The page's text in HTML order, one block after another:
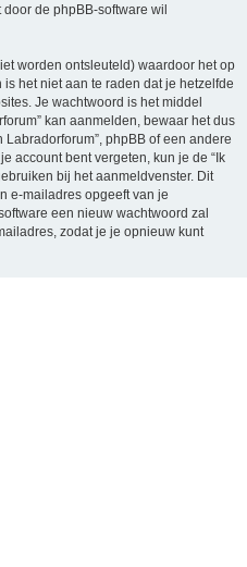
de phpBB-software wil
worden ontsleuteld) waardoor het op
het niet aan te raden dat je hetzelfde
Je wachtwoord is het middel
kan aanmelden, bewaar het dus
phpBB of een andere
account bent vergeten, kun je de “Ik
bij het aanmeldvenster. Dit
e-mailadres opgeeft van je
een nieuw wachtwoord zal
zodat je je opnieuw kunt